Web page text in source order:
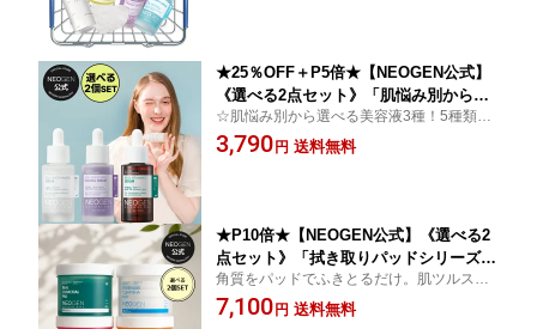
★25％OFF＋P5倍★【NEOGEN公式】
《選べる2点セット》「肌悩み別から選
べる リアルセラム 30ml 3種」美容液 エ
ッセンス 弾力 うるおい スキンケア ビ
☆肌悩み別から選べる美容液3種！5種類の
植物由来成分で潤いたっぷり！
3,790円 送料無料
★P10倍★【NEOGEN公式】《選べる2
点セット》「拭き取りパッドシリーズ
全4種」トナーパッド 拭き取り 角質 保
湿 毛穴 汚れ 鎮静 肌荒れ 低刺激 弱酸性
角質をパッドでふきとるだけ。肌ツルスベ
透明感UP★ 翌日の化粧のりがすごい！悩み
別選んで使うデイリーパッド
7,100円 送料無料